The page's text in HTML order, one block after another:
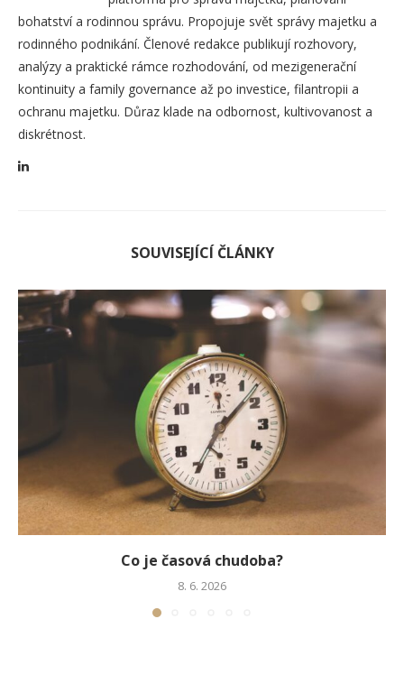
bohatství a rodinnou správu. Propojuje svět správy majetku a
rodinného podnikání. Členové redakce publikují rozhovory,
analýzy a praktické rámce rozhodování, od mezigenerační
kontinuity a family governance až po investice, filantropii a
ochranu majetku. Důraz klade na odbornost, kultivovanost a
diskrétnost.
SOUVISEJÍCÍ ČLÁNKY
Co je časová chudoba?
8. 6. 2026